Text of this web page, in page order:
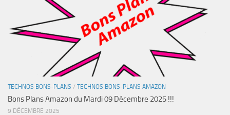
TECHNOS BONS-PLANS / TECHNOS BONS-PLANS AMAZON
Bons Plans Amazon du Mardi 09 Décembre 2025 !!!
9 DÉCEMBRE 2025